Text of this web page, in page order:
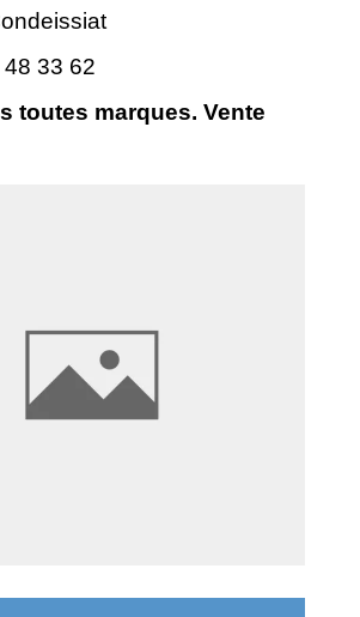
33 62
toutes marques. Vente